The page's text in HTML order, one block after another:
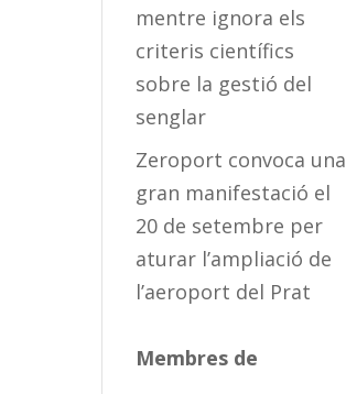
mentre ignora els
criteris científics
sobre la gestió del
senglar
Zeroport convoca una
gran manifestació el
20 de setembre per
aturar l’ampliació de
l’aeroport del Prat
Membres de